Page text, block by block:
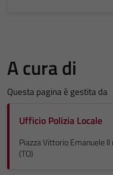
A cura di
Questa pagina è gestita da
Ufficio Polizia Locale
Piazza Vittorio Emanuele
(TO)